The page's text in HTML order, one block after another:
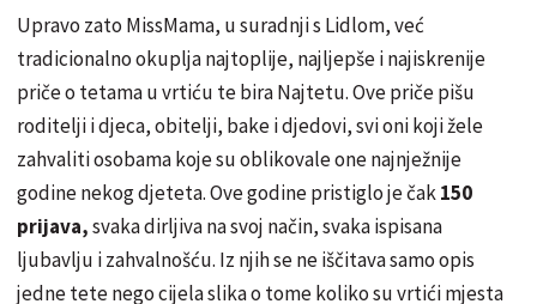
Upravo zato MissMama, u suradnji s Lidlom, već
tradicionalno okuplja najtoplije, najljepše i najiskrenije
priče o tetama u vrtiću te bira Najtetu. Ove priče pišu
roditelji i djeca, obitelji, bake i djedovi, svi oni koji žele
zahvaliti osobama koje su oblikovale one najnježnije
godine nekog djeteta. Ove godine pristiglo je čak150
prijava,svaka dirljiva na svoj način, svaka ispisana
ljubavlju i zahvalnošću. Iz njih se ne iščitava samo opis
jedne tete nego cijela slika o tome koliko su vrtići mjesta